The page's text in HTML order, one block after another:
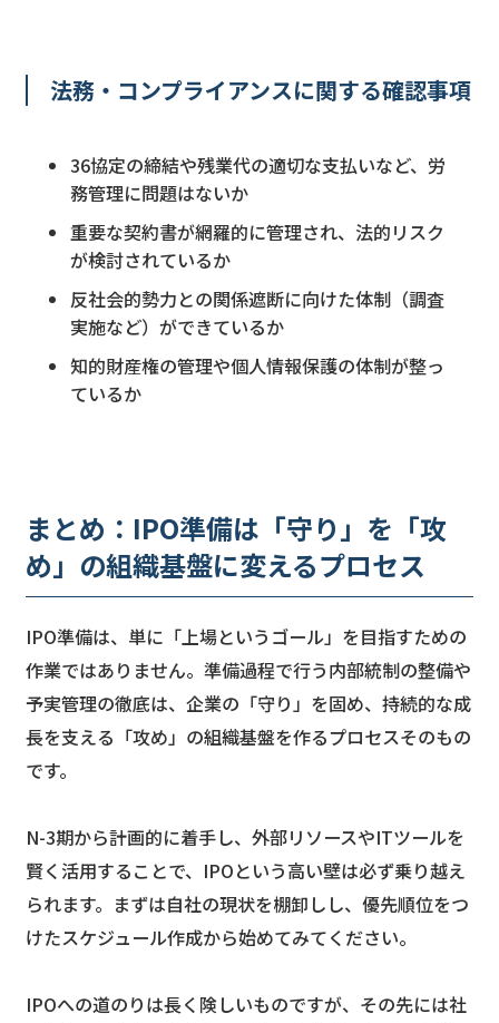
法務・コンプライアンスに関する確認事項
36協定の締結や残業代の適切な支払いなど、労
務管理に問題はないか
重要な契約書が網羅的に管理され、法的リスク
が検討されているか
反社会的勢力との関係遮断に向けた体制（調査
実施など）ができているか
知的財産権の管理や個人情報保護の体制が整っ
ているか
まとめ：IPO準備は「守り」を「攻
め」の組織基盤に変えるプロセス
IPO準備は、単に「上場というゴール」を目指すための
作業ではありません。準備過程で行う内部統制の整備や
予実管理の徹底は、企業の「守り」を固め、持続的な成
長を支える「攻め」の組織基盤を作るプロセスそのもの
です。
N-3期から計画的に着手し、外部リソースやITツールを
賢く活用することで、IPOという高い壁は必ず乗り越え
られます。まずは自社の現状を棚卸しし、優先順位をつ
けたスケジュール作成から始めてみてください。
IPOへの道のりは長く険しいものですが、その先には社